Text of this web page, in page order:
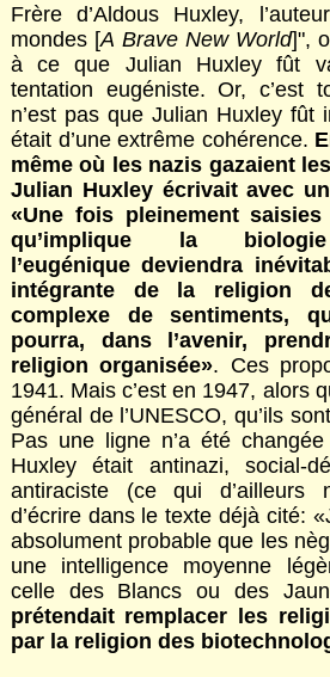
Frère d’Aldous Huxley,
mondes [A Brave New World]",
à ce que Julian Huxley fût
tentation eugéniste. Or, c’est
n’est pas que Julian Huxley fût
était d’une extrême cohérence.
même où les nazis gazaient
Julian Huxley écrivait avec
«Une fois pleinement
qu’implique la biologie
l’eugénique deviendra
intégrante de la religion
complexe de sentiments,
pourra, dans l’avenir,
religion organisée». Ces
1941. Mais c’est en 1947, alors
général de l’UNESCO, qu’ils
Pas une ligne n’a été
Huxley était antinazi, social-
antiraciste (ce qui d’ailleurs
d’écrire dans le texte déjà cité:
absolument probable que les
une intelligence moyenne
celle des Blancs ou des
prétendait remplacer les
par la religion des